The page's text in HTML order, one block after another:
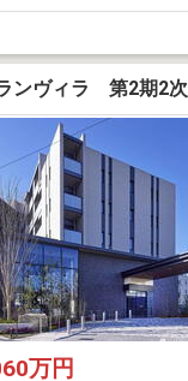
ンヴィラ 第2期2次
万円